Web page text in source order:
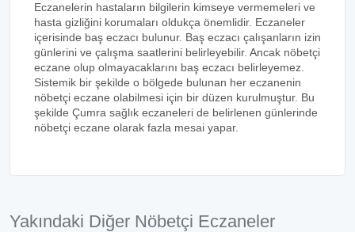
Eczanelerin hastaların bilgilerin kimseye vermemeleri ve
hasta gizliğini korumaları oldukça önemlidir. Eczaneler
içerisinde baş eczacı bulunur. Baş eczacı çalışanların izin
günlerini ve çalışma saatlerini belirleyebilir. Ancak nöbetçi
eczane olup olmayacaklarını baş eczacı belirleyemez.
Sistemik bir şekilde o bölgede bulunan her eczanenin
nöbetçi eczane olabilmesi için bir düzen kurulmuştur. Bu
şekilde Çumra sağlık eczaneleri de belirlenen günlerinde
nöbetçi eczane olarak fazla mesai yapar.
Yakındaki Diğer Nöbetçi Eczaneler